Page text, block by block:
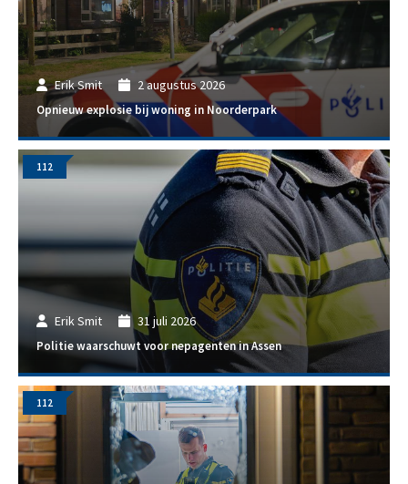
Erik Smit 2 augustus 2026
Opnieuw explosie bij woning in Noorderpark
Erik Smit 31 juli 2026
Politie waarschuwt voor nepagenten in Assen
112
112